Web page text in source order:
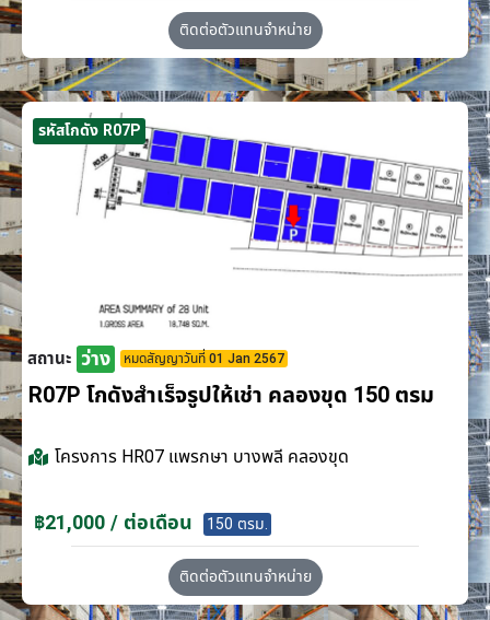
ติดต่อตัวแทนจำหน่าย
รหัสโกดัง R07P
สถานะ ว่าง หมดสัญญาวันที่ 01 Jan 2567
R07P โกดังสำเร็จรูปให้เช่า คลองขุด 150 ตรม
โครงการ HR07 แพรกษา บางพลี คลองขุด
฿21,000 / ต่อเดือน 150 ตรม.
ติดต่อตัวแทนจำหน่าย